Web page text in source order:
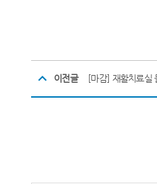
이전글 [마감] 재활치료실